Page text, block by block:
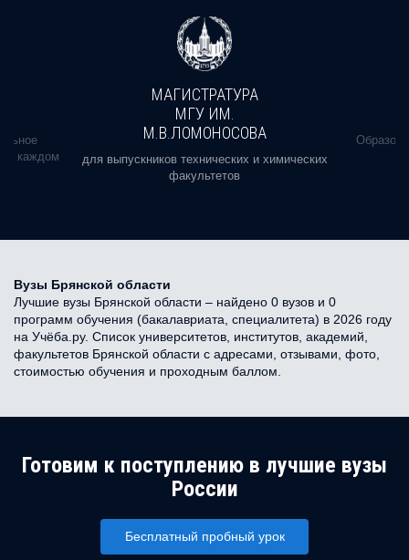
в каждом
МАГИСТРАТУРА
МГУ ИМ.
М.В.ЛОМОНОСОВА
для выпускников технических и химических
факультетов
Вузы Брянской области
Лучшие вузы Брянской области – найдено 0 вузов и 0
программ обучения (бакалавриата, специалитета) в 2026 году
на Учёба.ру. Список университетов, институтов, академий,
факультетов Брянской области с адресами, отзывами, фото,
стоимостью обучения и проходным баллом.
Готовим к поступлению в лучшие вузы
России
Бесплатный пробный урок